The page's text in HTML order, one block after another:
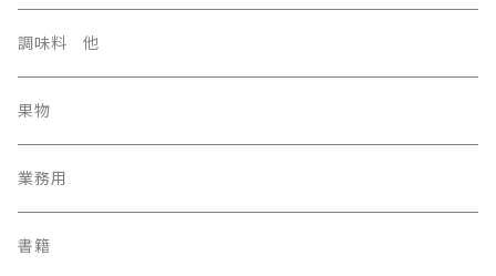
調味料 他
果物
業務用
書籍